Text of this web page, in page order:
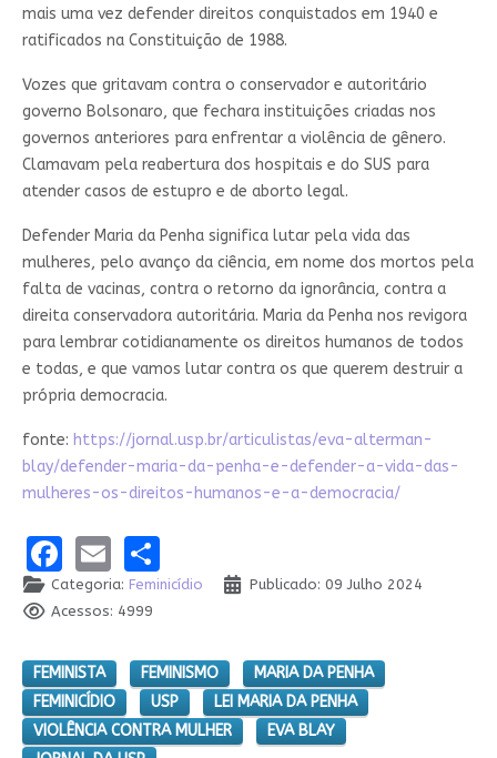
mais uma vez defender direitos conquistados em 1940 e
ratificados na Constituição de 1988.
Vozes que gritavam contra o conservador e autoritário
governo Bolsonaro, que fechara instituições criadas nos
governos anteriores para enfrentar a violência de gênero.
Clamavam pela reabertura dos hospitais e do SUS para
atender casos de estupro e de aborto legal.
Defender Maria da Penha significa lutar pela vida das
mulheres, pelo avanço da ciência, em nome dos mortos pela
falta de vacinas, contra o retorno da ignorância, contra a
direita conservadora autoritária. Maria da Penha nos revigora
para lembrar cotidianamente os direitos humanos de todos
e todas, e que vamos lutar contra os que querem destruir a
própria democracia.
fonte: https://jornal.usp.br/articulistas/eva-alterman-
blay/defender-maria-da-penha-e-defender-a-vida-das-
mulheres-os-direitos-humanos-e-a-democracia/
Facebook
EmailShare
Categoria: Feminicídio
Publicado: 09 Julho 2024
Acessos: 4999
FEMINISTA FEMINISMO
MARIA DA PENHA
FEMINICÍDIO
USP
LEI MARIA DA PENHA
VIOLÊNCIA CONTRA MULHER
EVA BLAY